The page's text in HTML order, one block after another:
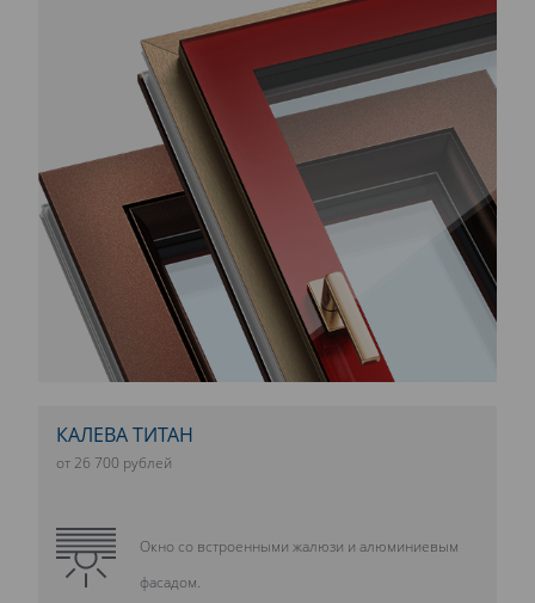
КАЛЕВА ТИТАН
от 26 700 рублей
Окно со встроенными жалюзи и алюминиевым
фасадом.